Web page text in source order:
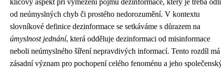
klíčový aspekt při vymezení pojmu dezinformace, který je třeba
od neúmyslných chyb či prostého nedorozumění. V kontextu
slovníkové definice dezinformace se setkáváme s důrazem na
úmyslnost jednání, která odděluje dezinformaci od misinformace
neboli neúmyslného šíření nepravdivých informací. Tento rozdíl má
zásadní význam pro pochopení celého fenoménu a jeho